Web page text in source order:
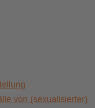
von (sexualisierter)